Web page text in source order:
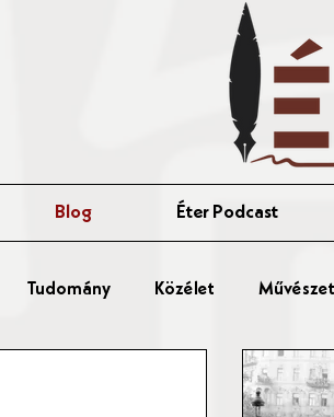
Blog Éter Podcast
Tudomány Közélet